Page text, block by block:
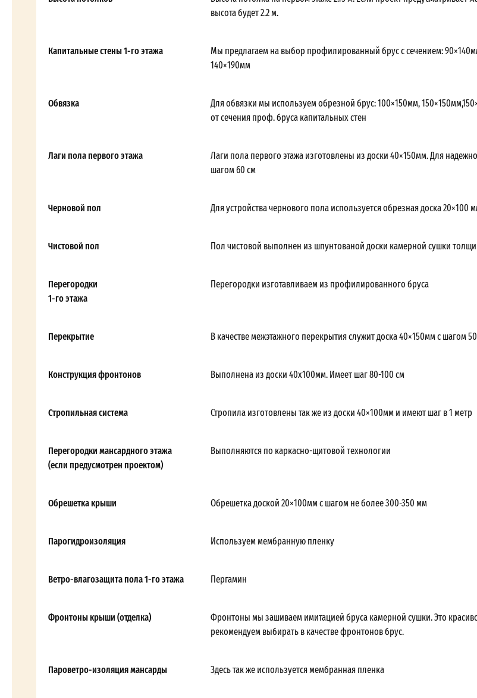
высота будет 2.2 м.
Капитальные стены 1-го этажа
Мы предлагаем на выбор профилированный брус с сечением:
140×190мм
Обвязка
Для обвязки мы используем обрезной брус: 100×150мм,
от сечения проф. бруса капитальных стен
Лаги пола первого этажа
Лаги пола первого этажа изготовлены из доски 40×150мм. Для
шагом 60 см
Черновой пол Для устройства чернового пола используется обрезная доска 20×100
Чистовой пол Пол чистовой выполнен из шпунтованой доски камерной сушки
Перегородки
1-го этажа
Перегородки изготавливаем из профилированного бруса
Перекрытие В качестве межэтажного перекрытия служит доска 40×150мм с шагом
Конструкция фронтонов Выполнена из доски 40х100мм. Имеет шаг 80-100 см
Стропильная система Стропила изготовлены так же из доски 40×100мм и имеют шаг в 1 метр
Перегородки мансардного этажа
(если предусмотрен проектом)
Выполняются по каркасно-щитовой технологии
Обрешетка крыши Обрешетка доской 20×100мм с шагом не более 300-350 мм
Парогидроизоляция Используем мембранную пленку
Ветро-влагозащита пола 1-го этажа Пергамин
Фронтоны крыши (отделка)
Фронтоны мы зашиваем имитацией бруса камерной сушки. Это
рекомендуем выбирать в качестве фронтонов брус.
Пароветро-изоляция мансарды Здесь так же используется мембранная пленка